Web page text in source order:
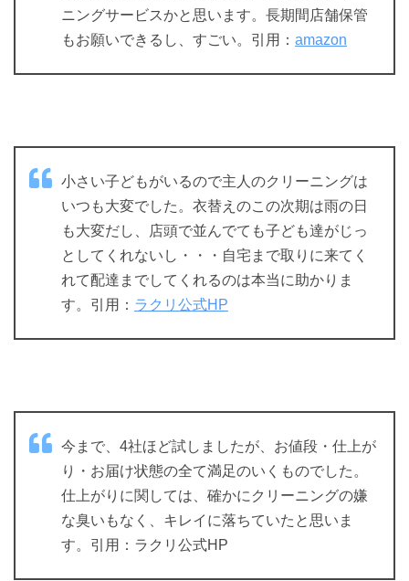
ニングサービスかと思います。長期間店舗保管
もお願いできるし、すごい。引用： amazon
小さい子どもがいるので主人のクリーニングは
いつも大変でした。衣替えのこの次期は雨の日
も大変だし、店頭で並んでても子ども達がじっ
としてくれないし・・・自宅まで取りに来てく
れて配達までしてくれるのは本当に助かりま
す。引用： ラクリ公式HP
今まで、4社ほど試しましたが、お値段・仕上が
り・お届け状態の全て満足のいくものでした。
仕上がりに関しては、確かにクリーニングの嫌
な臭いもなく、キレイに落ちていたと思いま
す。引用：ラクリ公式HP